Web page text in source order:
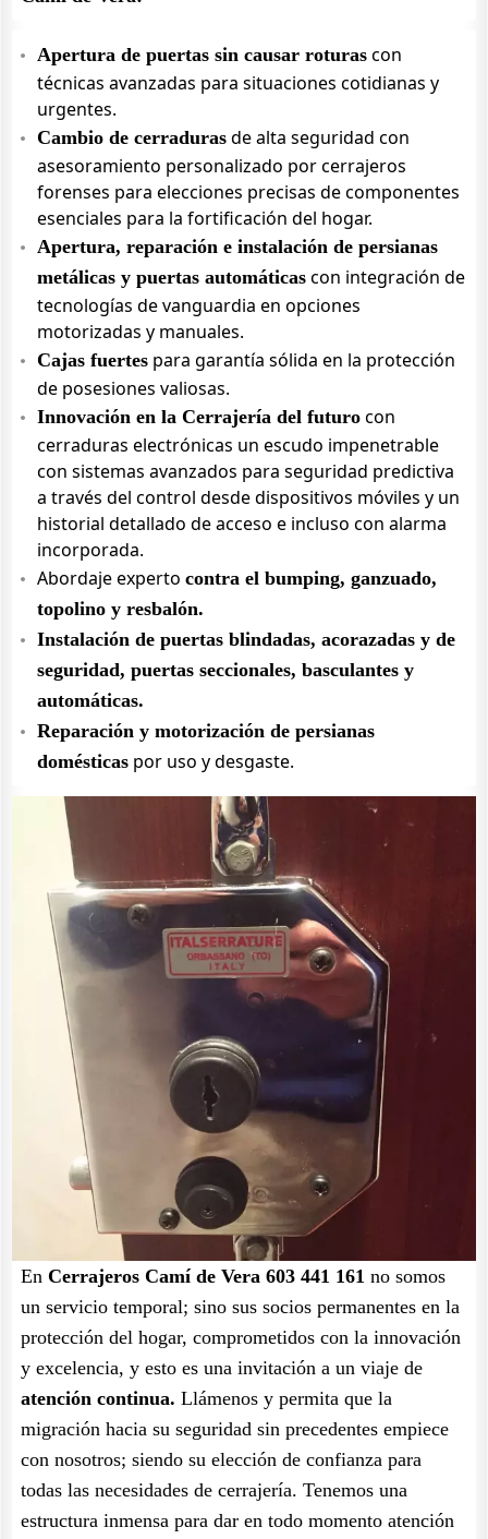
Apertura de puertas sin causar roturas con
técnicas avanzadas para situaciones cotidianas y
urgentes.
Cambio de cerraduras de alta seguridad con
asesoramiento personalizado por cerrajeros
forenses para elecciones precisas de componentes
esenciales para la fortificación del hogar.
Apertura, reparación e instalación de persianas
metálicas y puertas automáticas con integración de
tecnologías de vanguardia en opciones
motorizadas y manuales.
Cajas fuertes para garantía sólida en la protección
de posesiones valiosas.
Innovación en la Cerrajería del futuro con
cerraduras electrónicas un escudo impenetrable
con sistemas avanzados para seguridad predictiva
a través del control desde dispositivos móviles y un
historial detallado de acceso e incluso con alarma
incorporada.
Abordaje experto contra el bumping, ganzuado,
topolino y resbalón.
Instalación de puertas blindadas, acorazadas y de
seguridad, puertas seccionales, basculantes y
automáticas.
Reparación y motorización de persianas
domésticas por uso y desgaste.
En Cerrajeros Camí de Vera 603 441 161 no somos
un servicio temporal; sino sus socios permanentes en la
protección del hogar, comprometidos con la innovación
y excelencia, y esto es una invitación a un viaje de
atención continua. Llámenos y permita que la
migración hacia su seguridad sin precedentes empiece
con nosotros; siendo su elección de confianza para
todas las necesidades de cerrajería. Tenemos una
estructura inmensa para dar en todo momento atención